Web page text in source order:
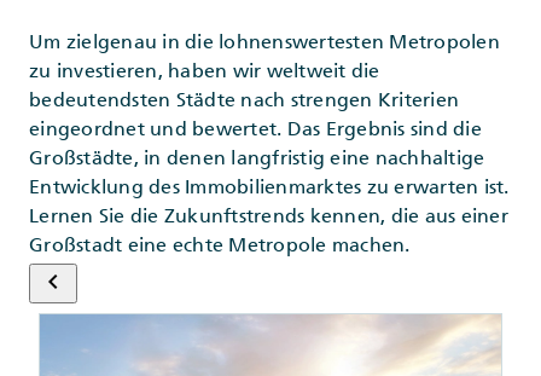
Um zielgenau in die lohnenswertesten Metropolen
zu investieren, haben wir weltweit die
bedeutendsten Städte nach strengen Kriterien
eingeordnet und bewertet. Das Ergebnis sind die
Großstädte, in denen langfristig eine nachhaltige
Entwicklung des Immobilienmarktes zu erwarten ist.
Lernen Sie die Zukunftstrends kennen, die aus einer
Großstadt eine echte Metropole machen.
keyboard_arrow_left